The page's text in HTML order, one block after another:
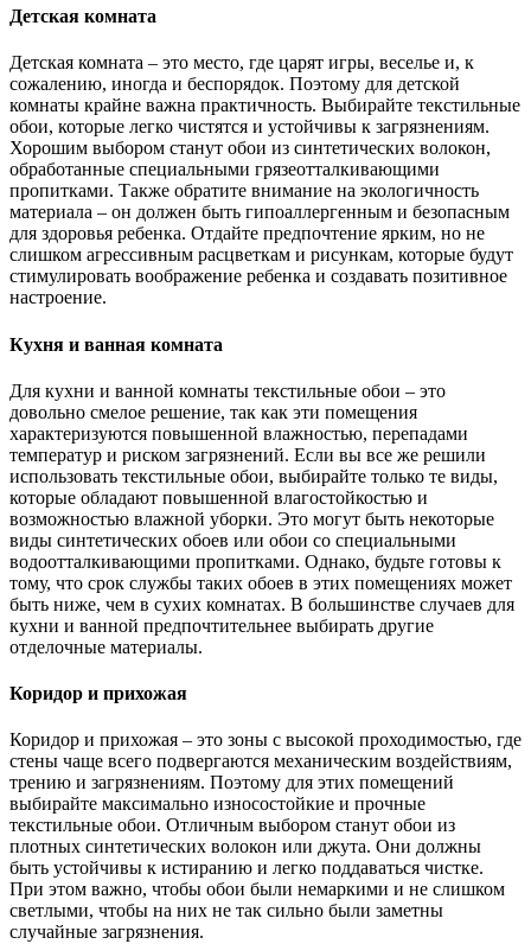
Детская комната
Детская комната – это место, где царят игры, веселье и, к
сожалению, иногда и беспорядок. Поэтому для детской
комнаты крайне важна практичность. Выбирайте текстильные
обои, которые легко чистятся и устойчивы к загрязнениям.
Хорошим выбором станут обои из синтетических волокон,
обработанные специальными грязеотталкивающими
пропитками. Также обратите внимание на экологичность
материала – он должен быть гипоаллергенным и безопасным
для здоровья ребенка. Отдайте предпочтение ярким, но не
слишком агрессивным расцветкам и рисункам, которые будут
стимулировать воображение ребенка и создавать позитивное
настроение.
Кухня и ванная комната
Для кухни и ванной комнаты текстильные обои – это
довольно смелое решение, так как эти помещения
характеризуются повышенной влажностью, перепадами
температур и риском загрязнений. Если вы все же решили
использовать текстильные обои, выбирайте только те виды,
которые обладают повышенной влагостойкостью и
возможностью влажной уборки. Это могут быть некоторые
виды синтетических обоев или обои со специальными
водоотталкивающими пропитками. Однако, будьте готовы к
тому, что срок службы таких обоев в этих помещениях может
быть ниже, чем в сухих комнатах. В большинстве случаев для
кухни и ванной предпочтительнее выбирать другие
отделочные материалы.
Коридор и прихожая
Коридор и прихожая – это зоны с высокой проходимостью, где
стены чаще всего подвергаются механическим воздействиям,
трению и загрязнениям. Поэтому для этих помещений
выбирайте максимально износостойкие и прочные
текстильные обои. Отличным выбором станут обои из
плотных синтетических волокон или джута. Они должны
быть устойчивы к истиранию и легко поддаваться чистке.
При этом важно, чтобы обои были немаркими и не слишком
светлыми, чтобы на них не так сильно были заметны
случайные загрязнения.